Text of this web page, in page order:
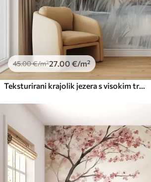
Peel and Stick
.67 € /m²
45.00€/m²27 .00 €/m²